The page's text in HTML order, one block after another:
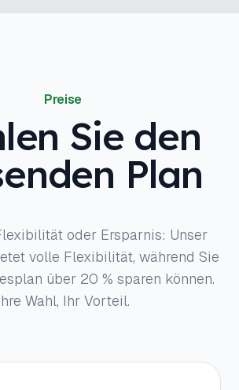
Preise
Sie den
Plan
oder Ersparnis: Unser
volle Flexibilität, während Sie
über 20 % sparen können.
Wahl, Ihr Vorteil.